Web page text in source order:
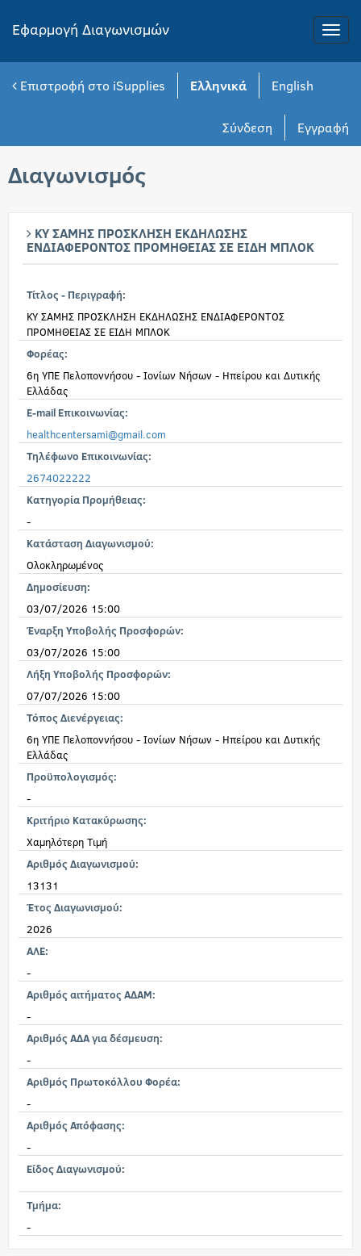
Toggle
Εφαρμογή Διαγωνισμών
Επιστροφή στο iSupplies Ελληνικά English
Εγγραφή
Σύνδεση
Διαγωνισμός
ΚΥ ΣΑΜΗΣ ΠΡΟΣΚΛΗΣΗ ΕΚΔΗΛΩΣΗΣ
ΕΝΔΙΑΦΕΡΟΝΤΟΣ ΠΡΟΜΗΘΕΙΑΣ ΣΕ ΕΙΔΗ ΜΠΛΟΚ
Τίτλος - Περιγραφή:
ΚΥ ΣΑΜΗΣ ΠΡΟΣΚΛΗΣΗ ΕΚΔΗΛΩΣΗΣ ΕΝΔΙΑΦΕΡΟΝΤΟΣ
ΠΡΟΜΗΘΕΙΑΣ ΣΕ ΕΙΔΗ ΜΠΛΟΚ
Φορέας:
6η ΥΠΕ Πελοποννήσου - Ιονίων Νήσων - Ηπείρου και Δυτικής
Ελλάδας
E-mail Επικοινωνίας:
healthcentersami@gmail.com
Τηλέφωνο Επικοινωνίας:
2674022222
Κατηγορία Προμήθειας:
-
Κατάσταση Διαγωνισμού:
Ολοκληρωμένος
Δημοσίευση:
03/07/2026 15:00
Έναρξη Υποβολής Προσφορών:
03/07/2026 15:00
Λήξη Υποβολής Προσφορών:
07/07/2026 15:00
Τόπος Διενέργειας:
6η ΥΠΕ Πελοποννήσου - Ιονίων Νήσων - Ηπείρου και Δυτικής
Ελλάδας
Προϋπολογισμός:
-
Κριτήριο Κατακύρωσης:
Χαμηλότερη Τιμή
Αριθμός Διαγωνισμού:
13131
Έτος Διαγωνισμού:
2026
ΑΛΕ:
-
Αριθμός αιτήματος ΑΔΑΜ:
-
Αριθμός ΑΔΑ για δέσμευση:
-
Αριθμός Πρωτοκόλλου Φορέα:
-
Αριθμός Απόφασης:
-
Είδος Διαγωνισμού:
Τμήμα:
-